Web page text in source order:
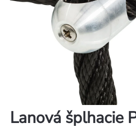
Lanová šplhacie